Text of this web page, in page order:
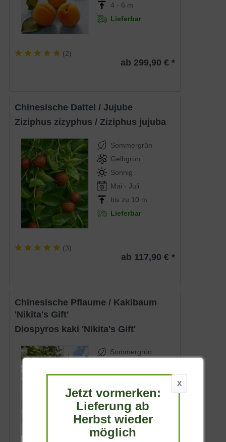
4 - 6 m
Lieferbar
(2)
ab 299,90 € *
Chinesische Dattel / Jujube
Ziziphus zizyphus / Ziziphus jujuba
Sommergrün
Gelbgrün
Sonnig
Mai - Juli
bis zu 10 m
Lieferbar
(3)
ab 117,90 € *
Chinesische Pflaume / Kakibaum
'Nikita's Gift'
Diospyros kaki 'Nikita's Gift'
Sommergrün
Sonnig-halbschattig
Mai - Juni
bis zu 4 m
Lieferbar
X
Jetzt vormerken:
Lieferung ab
Herbst wieder
möglich